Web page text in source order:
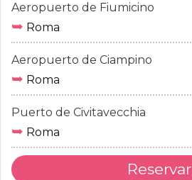
Aeropuerto de Fiumicino
➥ Roma
Aeropuerto de Ciampino
➥ Roma
Puerto de Civitavecchia
➥ Roma
Reservar